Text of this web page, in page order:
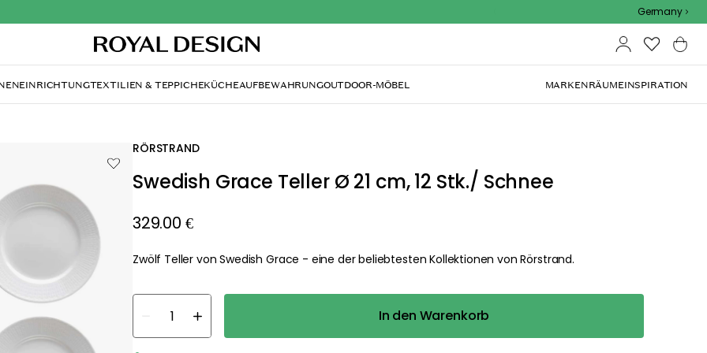
Germany
TEXTILIEN & TEPPICHEKÜCHEAUFBEWAHRUNGOUTDOOR-MÖBEL MARKENRÄUMEINSPIRATION
RÖRSTRAND
Swedish Grace Teller Ø 21 cm, 12 Stk./ Schnee
329.00 €
Zwölf Teller von Swedish Grace - eine der beliebtesten Kollektionen von Rörstrand.
In den Warenkorb
your privacy!